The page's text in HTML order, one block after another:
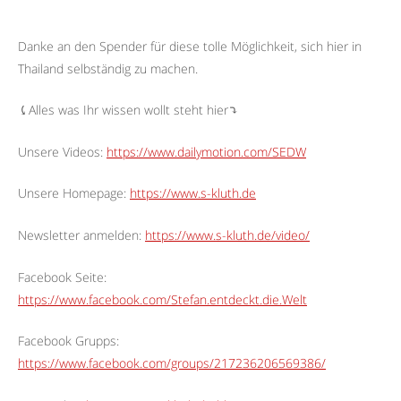
Danke an den Spender für diese tolle Möglichkeit, sich hier in
Thailand selbständig zu machen.
⤹Alles was Ihr wissen wollt steht hier⤵︎
Unsere Videos: https://www.dailymotion.com/SEDW
Unsere Homepage: https://www.s-kluth.de
Newsletter anmelden: https://www.s-kluth.de/video/
Facebook Seite:
https://www.facebook.com/Stefan.entdeckt.die.Welt
Facebook Grupps:
https://www.facebook.com/groups/217236206569386/